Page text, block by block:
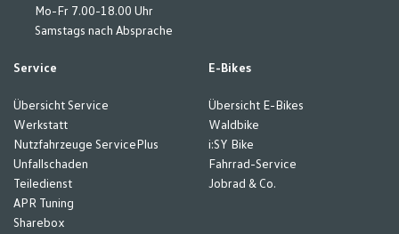
Mo-Fr 7.00-18.00 Uhr
Samstags nach Absprache
Service
Übersicht Service
Werkstatt
Nutzfahrzeuge ServicePlus
Unfallschaden
Teiledienst
APR Tuning
Sharebox
E-Bikes
Übersicht E-Bikes
Waldbike
i:SY Bike
Fahrrad-Service
Jobrad & Co.